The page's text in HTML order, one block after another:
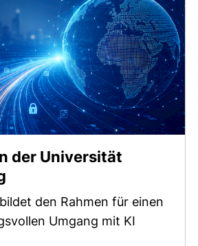
der Universität
den Rahmen für einen
Umgang mit KI